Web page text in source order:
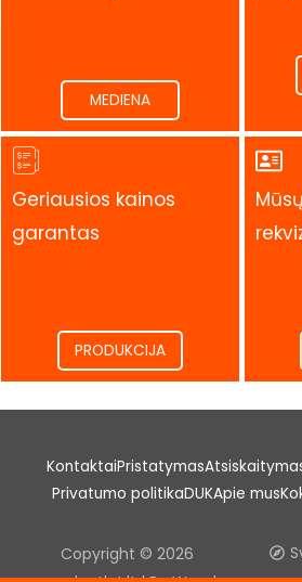
.
MEDIENA
.
Geriausios kainos
garantas
.
PRODUKCIJA
.
KontaktaiPristatymas
Privatumo politikaDUKApie mus
Copyright © 2026